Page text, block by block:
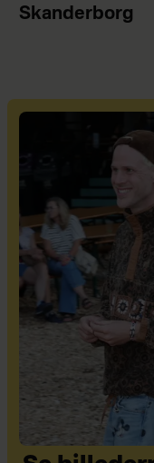
Skanderborg